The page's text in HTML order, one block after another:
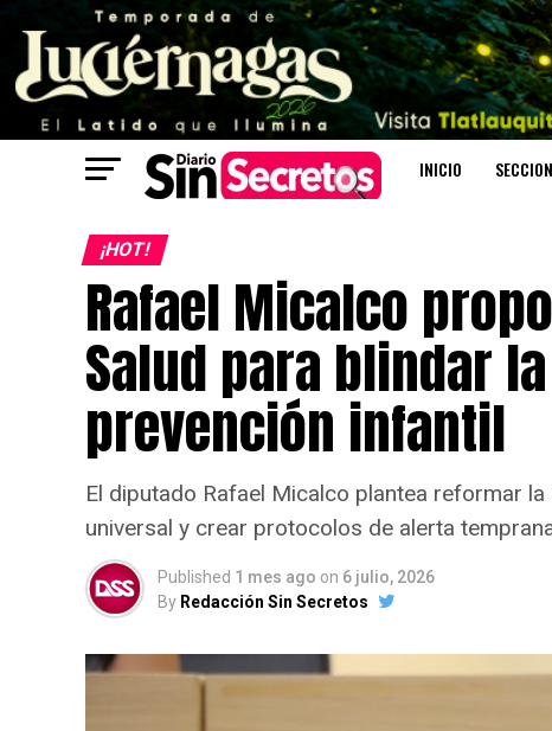
INICIO
¡HOT!
Rafael Micalco
Salud para blindar
prevención infantil
El diputado Rafael Micalco plantea reformar
universal y crear protocolos de alerta
Published 1 mes ago on 6 julio, 2026
By Redacción Sin Secretos